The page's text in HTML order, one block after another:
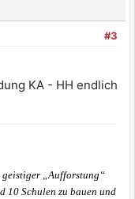
#3
KA - HH endlich
„Aufforstung“
10 Schulen zu bauen und